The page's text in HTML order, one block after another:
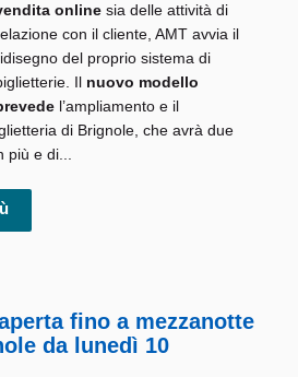
online sia delle attività di
con il cliente, AMT avvia il
del proprio sistema di
Il nuovo modello
l’ampliamento e il
di Brignole, che avrà due
più e di...
fino a mezzanotte
da lunedì 10